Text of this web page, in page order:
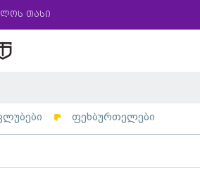
თასი
ფეხბურთელები